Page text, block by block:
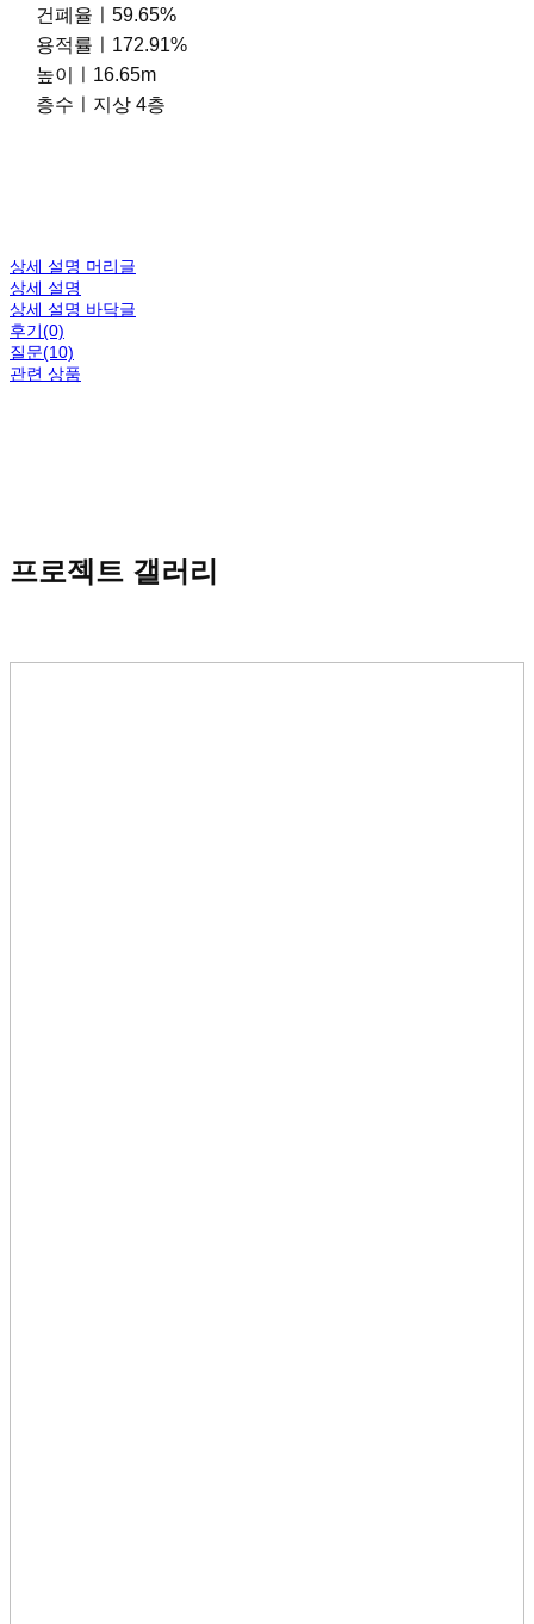
건폐율ㅣ59.65%
용적률ㅣ172.91%
높이ㅣ16.65m
층수ㅣ지상 4층
상세 설명 머리글
상세 설명
상세 설명 바닥글
후기(0)
질문(10)
관련 상품
프로젝트 갤러리